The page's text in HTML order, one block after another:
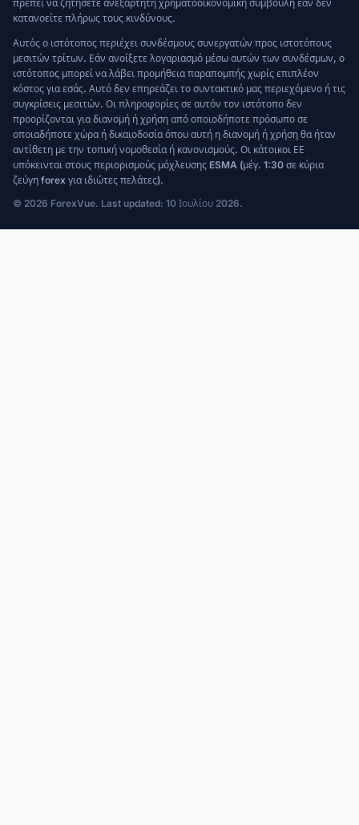
πρέπει να ζητήσετε ανεξάρτητη χρηματοοικονομική συμβουλή εάν δεν
κατανοείτε πλήρως τους κινδύνους.
Αυτός ο ιστότοπος περιέχει συνδέσμους συνεργατών προς ιστοτόπους
μεσιτών τρίτων. Εάν ανοίξετε λογαριασμό μέσω αυτών των συνδέσμων, ο
ιστότοπος μπορεί να λάβει προμήθεια παραπομπής χωρίς επιπλέον
κόστος για εσάς. Αυτό δεν επηρεάζει το συντακτικό μας περιεχόμενο ή τις
συγκρίσεις μεσιτών. Οι πληροφορίες σε αυτόν τον ιστότοπο δεν
προορίζονται για διανομή ή χρήση από οποιοδήποτε πρόσωπο σε
οποιαδήποτε χώρα ή δικαιοδοσία όπου αυτή η διανομή ή χρήση θα ήταν
αντίθετη με την τοπική νομοθεσία ή κανονισμούς. Οι κάτοικοι ΕΕ
υπόκεινται στους περιορισμούς μόχλευσης ESMA (μέγ. 1:30 σε κύρια
ζεύγη forex για ιδιώτες πελάτες).
© 2026 ForexVue. Last updated: 10 Ιουλίου 2026.